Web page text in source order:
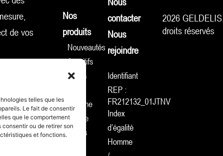
telles que les
Le fait de consentir
que le comportement
ou de retirer son
et fonctions.
de vos
Nos
produits
Nouveautés
Apéritifs
Tartes
Gamme
sucrée
Fonds
contacter
Nous
rejoindre
Identifiant
REP :
FR212132_01JTNV
Index
d’égalité
Homme
2026
droits réservés